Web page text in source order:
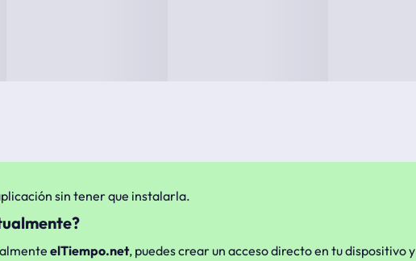
sin tener que instalarla.
elTiempo.net, puedes crear un acceso directo en tu dispositivo y